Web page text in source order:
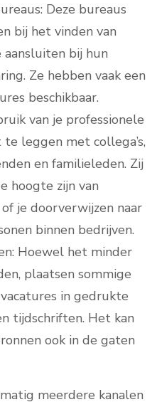
Deze bureaus
bij het vinden van
bij hun
Ze hebben vaak een
beschikbaar.
van je professionele
leggen met collega’s,
en familieleden. Zij
hoogte zijn van
je doorverwijzen naar
binnen bedrijven.
Hoewel het minder
plaatsen sommige
in gedrukte
tijdschriften. Het kan
ook in de gaten
meerdere kanalen